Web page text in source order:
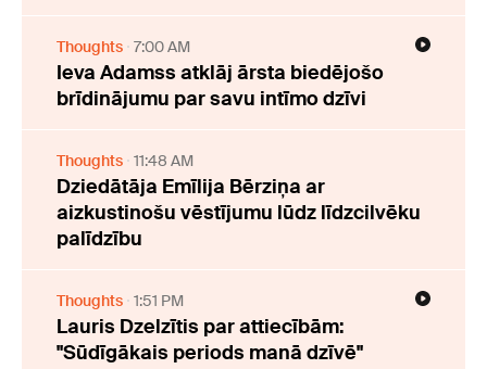
Thoughts 7:00 AM
Ieva Adamss atklāj ārsta biedējošo
brīdinājumu par savu intīmo dzīvi
Thoughts 11:48 AM
Dziedātāja Emīlija Bērziņa ar
aizkustinošu vēstījumu lūdz līdzcilvēku
palīdzību
Thoughts 1:51 PM
Lauris Dzelzītis par attiecībām:
"Sūdīgākais periods manā dzīvē"